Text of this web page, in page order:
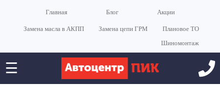
Главная Блог Акции
Замена масла в АКПП Замена цепи ГРМ
Плановое ТО
Шиномонтаж
☰